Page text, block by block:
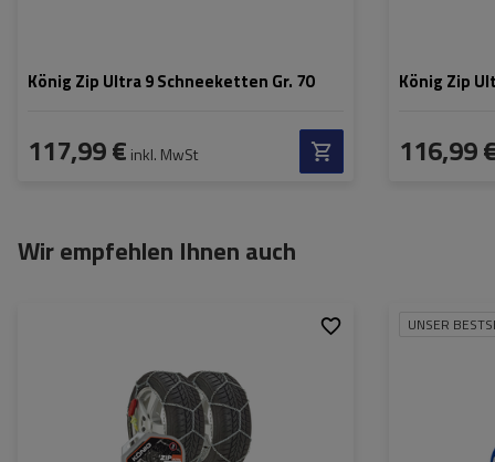
König Zip Ultra 9 Schneeketten Gr. 70
117,99 € inkl. MwSt
König Zip
116,99
Wir empfehlen Ihnen auch
Selbstspannsystem:
ja
ÖNORM V5117
UNSER